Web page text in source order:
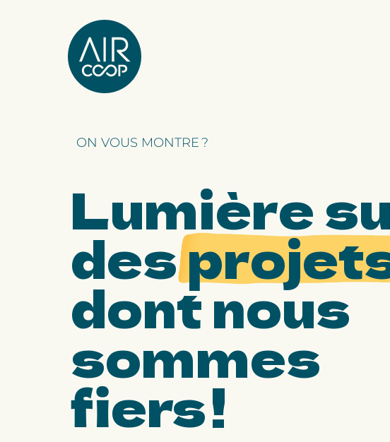
Nos expertises
Nos projets
Notre équipe
ON VOUS MONTRE ?
Lumière
des
dont nous
sommes
fiers !